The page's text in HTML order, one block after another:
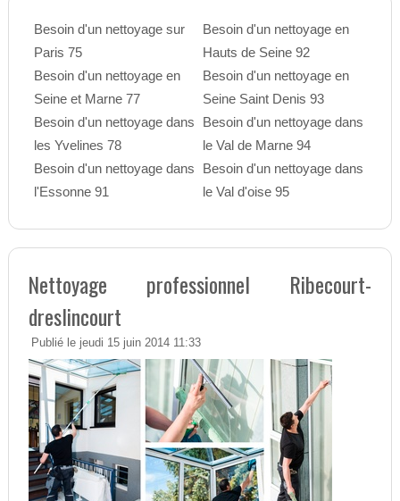
Besoin d'un nettoyage sur
Paris 75
Besoin d'un nettoyage en
Seine et Marne 77
Besoin d'un nettoyage dans
les Yvelines 78
Besoin d'un nettoyage dans
l'Essonne 91
Besoin d'un nettoyage en
Hauts de Seine 92
Besoin d'un nettoyage en
Seine Saint Denis 93
Besoin d'un nettoyage dans
le Val de Marne 94
Besoin d'un nettoyage dans
le Val d'oise 95
Nettoyage professionnel Ribecourt-
dreslincourt
Publié le jeudi 15 juin 2014 11:33